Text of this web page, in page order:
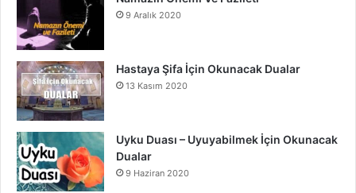
9 Aralık 2020
Hastaya Şifa İçin Okunacak Dualar
13 Kasım 2020
Uyku Duası – Uyuyabilmek İçin Okunacak
Dualar
9 Haziran 2020